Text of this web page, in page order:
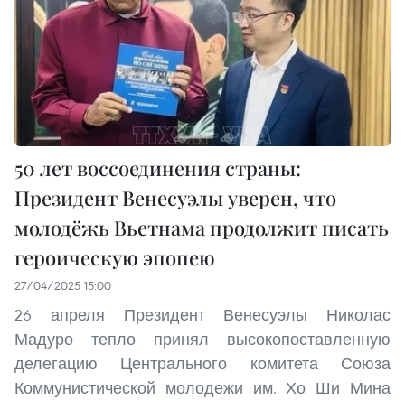
50 лет воссоединения страны:
Президент Венесуэлы уверен, что
молодёжь Вьетнама продолжит писать
героическую эпопею
27/04/2025 15:00
26 апреля Президент Венесуэлы Николас
Мадуро тепло принял высокопоставленную
делегацию Центрального комитета Союза
Коммунистической молодежи им. Хо Ши Мина